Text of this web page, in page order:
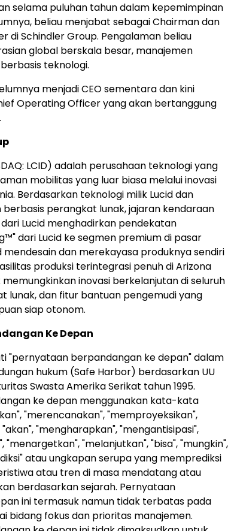
selama puluhan tahun dalam kepemimpinan
beliau menjabat sebagai Chairman dan
di Schindler Group. Pengalaman beliau
global berskala besar, manajemen
teknologi.
menjadi CEO sementara dan kini
Operating Officer yang akan bertanggung
LCID) adalah perusahaan teknologi yang
mobilitas yang luar biasa melalui inovasi
Berdasarkan teknologi milik Lucid dan
perangkat lunak, jajaran kendaraan
Lucid menghadirkan pendekatan
dari Lucid ke segmen premium di pasar
dan merekayasa produknya sendiri
produksi terintegrasi penuh di Arizona
inovasi berkelanjutan di seluruh
lunak, dan fitur bantuan pengemudi yang
siap otonom.
Ke Depan
"pernyataan berpandangan ke depan" dalam
hukum (Safe Harbor) berdasarkan UU
Swasta Amerika Serikat tahun 1995.
ke depan menggunakan kata-kata
"merencanakan", "memproyeksikan",
"mengharapkan", "mengantisipasi",
"menargetkan", "melanjutkan", "bisa", "mungkin",
atau ungkapan serupa yang memprediksi
atau tren di masa mendatang atau
berdasarkan sejarah. Pernyataan
ini termasuk namun tidak terbatas pada
bidang fokus dan prioritas manajemen.